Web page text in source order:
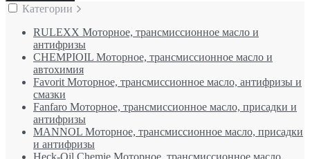
Категории
RULEXX Моторное, трансмиссионное масло и
антифризы
CHEMPIOIL Моторное, трансмиссионное масло и
автохимия
Favorit Моторное, трансмиссионное масло, антифризы и
смазки
Fanfaro Моторное, трансмиссионное масло, присадки и
антифризы
MANNOL Моторное, трансмиссионное масло, присадки
и антифризы
Heck-Oil Chemie Моторное, трансмиссионное масло,